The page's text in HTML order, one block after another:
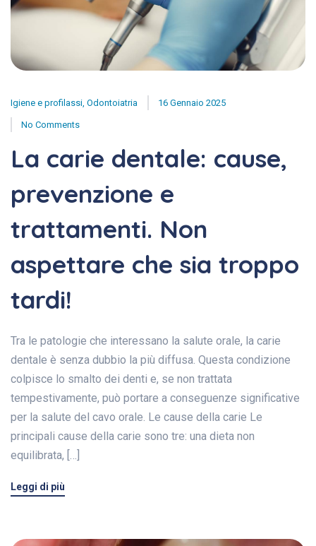
Igiene e profilassi Odontoiatria 16 Gennaio 2025
No Comments
La carie dentale: cause,
prevenzione e
trattamenti. Non
aspettare che sia troppo
tardi!
Tra le patologie che interessano la salute orale, la carie
dentale è senza dubbio la più diffusa. Questa condizione
colpisce lo smalto dei denti e, se non trattata
tempestivamente, può portare a conseguenze significative
per la salute del cavo orale. Le cause della carie Le
principali cause della carie sono tre: una dieta non
equilibrata, […]
Leggi di più